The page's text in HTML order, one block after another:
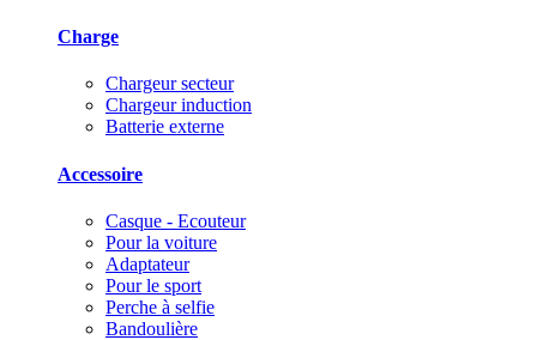
Charge
Chargeur secteur
Chargeur induction
Batterie externe
Accessoire
Casque - Ecouteur
Pour la voiture
Adaptateur
Pour le sport
Perche à selfie
Bandoulière